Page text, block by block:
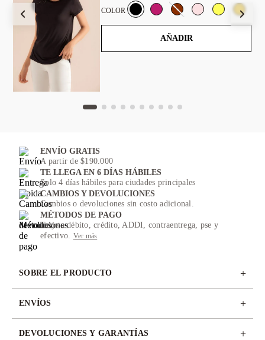
COLOR
AÑADIR
ENVÍO GRATIS
A partir de $190.000
TE LLEGA EN 6 DÍAS HÁBILES
Solo 4 días hábiles para ciudades principales
CAMBIOS Y DEVOLUCIONES
Cambios o devoluciones sin costo adicional.
MÉTODOS DE PAGO
Tarjeta débito, crédito, ADDI, contraentrega, pse y
efectivo. Ver más
SOBRE EL PRODUCTO +
ENVÍOS +
DEVOLUCIONES Y GARANTÍAS +